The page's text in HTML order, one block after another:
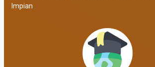
Impian